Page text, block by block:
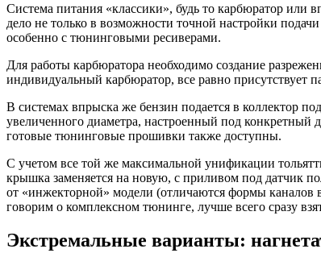
Система питания «классики», будь то карбюратор
дело не только в возможности точной настройки
особенно с тюнинговыми ресиверами.
Для работы карбюратора необходимо создание
индивидуальный карбюратор, все равно присутствует
В системах впрыска же бензин подается в коллектор
увеличенного диаметра, настроенный под
готовые тюнинговые прошивки также доступны.
С учетом все той же максимальной унификации
крышка заменяется на новую, с приливом под датчик
от «инжекторной» модели (отличаются формы
говорим о комплексном тюнинге, лучше всего сразу
Экстремальные варианты: